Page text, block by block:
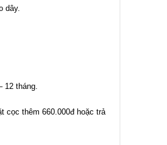
dây.
12 tháng.
cọc thêm 660.000đ hoặc trả